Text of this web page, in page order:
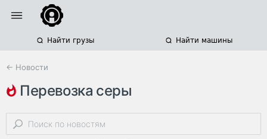
Найти грузы Найти машины
← Новости
перевозка серы
вагоны-цистерны